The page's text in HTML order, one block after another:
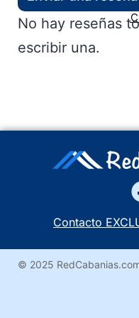
No hay reseñas
escribir una.
Contacto
© 2025